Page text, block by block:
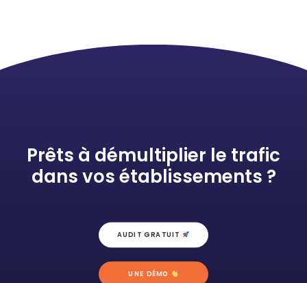
Prêts à démultiplier le trafic
dans vos établissements ?
AUDIT GRATUIT
UNE DÉMO